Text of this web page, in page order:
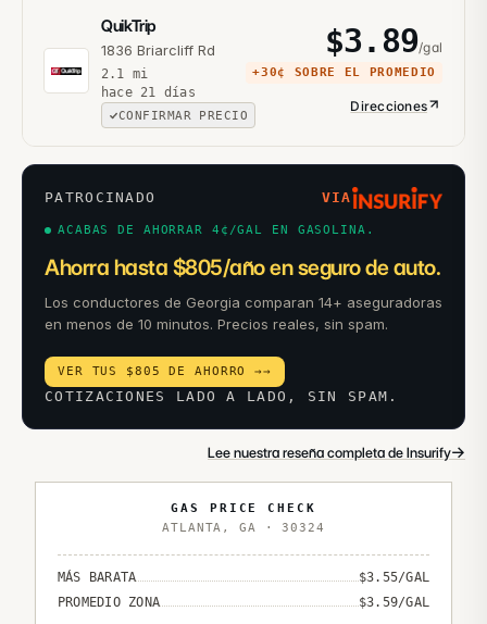
QuikTrip
1836 Briarcliff Rd
2.1 mi
hace 21 días
CONFIRMAR PRECIO
$3.89/gal
+30¢ SOBRE EL PROMEDIO
Direcciones
PATROCINADO VIA
ACABAS DE AHORRAR 4¢/GAL EN GASOLINA.
Ahorra hasta $805/año en seguro de auto.
Los conductores de Georgia comparan 14+ aseguradoras
en menos de 10 minutos. Precios reales, sin spam.
VER TUS $805 DE AHORRO →→
COTIZACIONES LADO A LADO, SIN SPAM.
Lee nuestra reseña completa de Insurify→
GAS PRICE CHECK
ATLANTA ,GA ·30324
MÁS BARATA $3.55/GAL
PROMEDIO ZONA
$3.59/GAL